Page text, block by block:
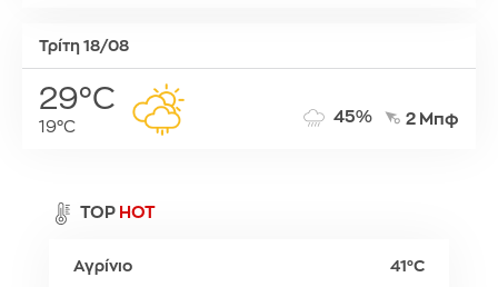
Τρίτη 18/08
29°C
19°C
45% 2 Μπφ
TOP HOT
Αγρίνιο 41°C